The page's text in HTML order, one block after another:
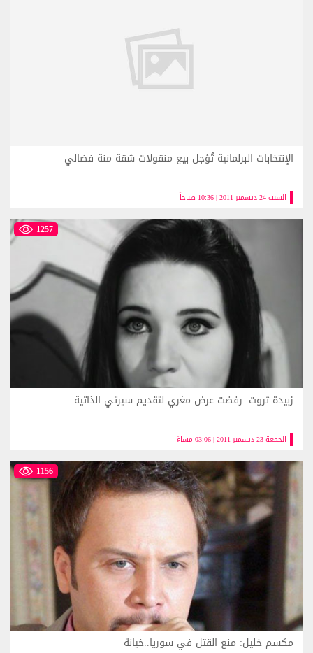
السبت 24 ديسمبر 2011 | 10:36 صباحاً
الإنتخابات البرلمانية تُؤجل بيع منقولات شقة منة فضالي
1257
الجمعة 23 ديسمبر 2011 | 03:06 مساءً
زبيدة ثروت: رفضت عرض مغري لتقديم سيرتي الذاتية
1156
مكسم خليل: منع القتل في سوريا..خيانة